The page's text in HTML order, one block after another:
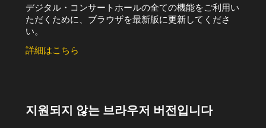
デジタル・コンサートホールの全ての機能をご利用い
ただくために、ブラウザを最新版に更新してくださ
い。
詳細はこちら
지원되지 않는 브라우저 버전입니다